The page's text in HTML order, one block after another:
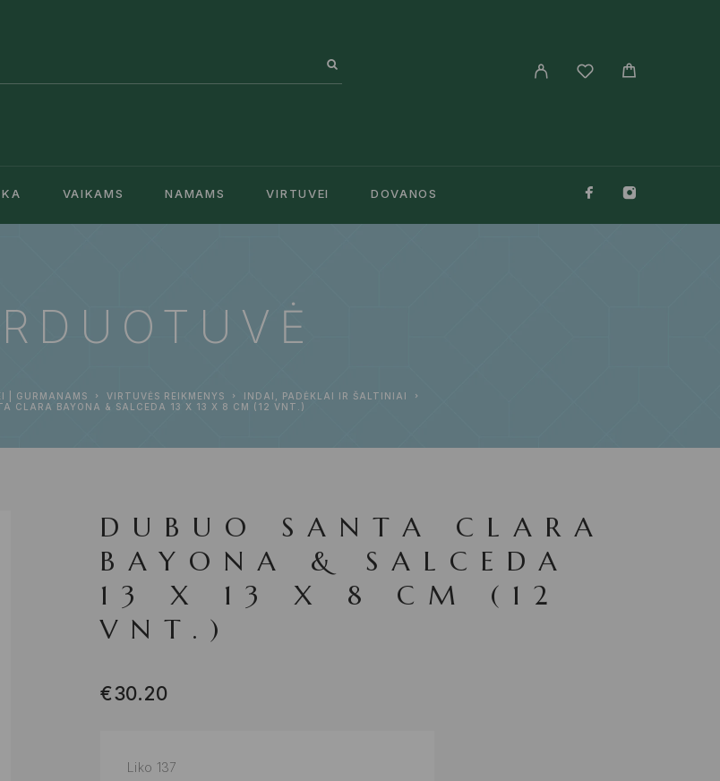
VAIKAMS NAMAMS VIRTUVEI DOVANOS
| GURMANAMS VIRTUVĖS REIKMENYS
INDAI, PADĖKLAI IR ŠALTINIAI
CLARA BAYONA & SALCEDA 13 X 13 X 8 CM (12 VNT.)
DUBUO SANTA CLARA
BAYONA & SALCEDA
13 X 13 X 8 CM (12
VNT.)
€30.20
Liko 137